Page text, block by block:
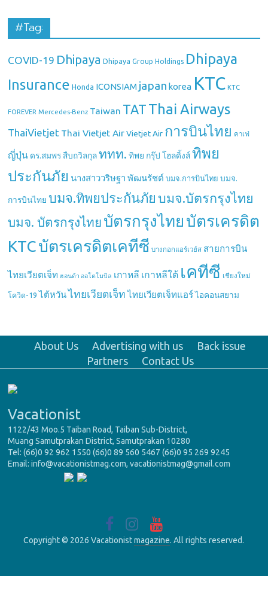
#Tag:
COVID-19 Dhipaya Dhipaya Group Holdings Dhipaya
Insurance Honda ICONSIAM japan korea KTC KTC
FOREVER Mercedes-Benz Taiwan TAT Thai Airways
ThaiVietjet Thai Vietjet Air Vietjet Air การบินไทย คาเฟ่
ญี่ปุ่น ดร.สมพร สืบถวิลกุล ททท. ทิพย กรุ๊ป โฮลดิ้งส์ ทิพย
ประกันภัย นางสาววริษฐา พัฒนรัชต์ บมจ.การบินไทย บมจ.
การบินไทย บมจ.ทิพยประกันภัย บมจ.บัตรกรุงไทย
บมจ. บัตรกรุงไทย บัตรกรุงไทย บัตรเครดิต
KTCบัตรเครดิตเคทีซี บางกอกแอร์เวย์ส สายการบิน
ไทยเวียตเจ็ท ฮอนด้า ออโตโมบิล เกาหลี เกาหลีใต้ เคทีซี เชียงใหม่
โควิด-19 ไต้หวัน ไทยเวียตเจ็ท ไทยเวียตเจ็ทแอร์ ไอคอนสยาม
About Us Advertising with us
Back issue
Partners
Contact Us
Vacationist
1122/43 Moo.5 Taiban Road, Taiban Sub-District,
Muang Samutprakan District, Samutprakan 10280
Tel: (66)0 92 962 1550 (66)0 89 560 5467 (66)0 95 269 9245
Email: info@vacationistmag.com, vacationistmag@gmail.com
Copyright © 2026 Vacationistmagazine. All rights reserved.